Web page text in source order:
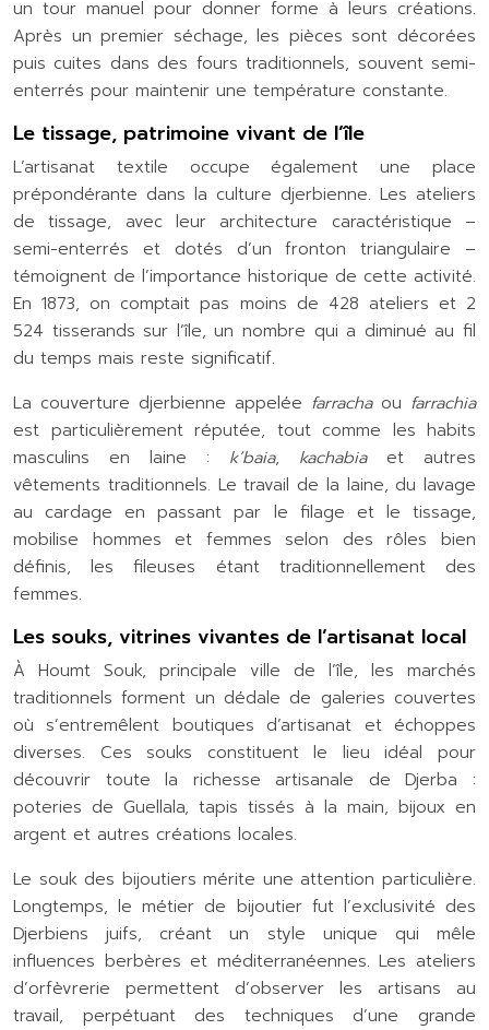
un tour manuel pour donner forme à leurs créations.
Après un premier séchage, les pièces sont décorées
puis cuites dans des fours traditionnels, souvent semi-
enterrés pour maintenir une température constante.
Le tissage, patrimoine vivant de l’île
L’artisanat textile occupe également une place
prépondérante dans la culture djerbienne. Les ateliers
de tissage, avec leur architecture caractéristique –
semi-enterrés et dotés d’un fronton triangulaire –
témoignent de l’importance historique de cette activité.
En 1873, on comptait pas moins de 428 ateliers et 2
524 tisserands sur l’île, un nombre qui a diminué au fil
du temps mais reste significatif.
La couverture djerbienne appelée farrachaou farrachia
est particulièrement réputée, tout comme les habits
masculins en laine : k’baia, kachabiaet autres
vêtements traditionnels. Le travail de la laine, du lavage
au cardage en passant par le filage et le tissage,
mobilise hommes et femmes selon des rôles bien
définis, les fileuses étant traditionnellement des
femmes.
Les souks, vitrines vivantes de l’artisanat local
À Houmt Souk, principale ville de l’île, les marchés
traditionnels forment un dédale de galeries couvertes
où s’entremêlent boutiques d’artisanat et échoppes
diverses. Ces souks constituent le lieu idéal pour
découvrir toute la richesse artisanale de Djerba :
poteries de Guellala, tapis tissés à la main, bijoux en
argent et autres créations locales.
Le souk des bijoutiers mérite une attention particulière.
Longtemps, le métier de bijoutier fut l’exclusivité des
Djerbiens juifs, créant un style unique qui mêle
influences berbères et méditerranéennes. Les ateliers
d’orfèvrerie permettent d’observer les artisans au
travail, perpétuant des techniques d’une grande